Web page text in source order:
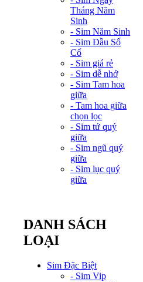
Tháng Năm
Sinh
- Sim Năm Sinh
- Sim Đầu Số
Cổ
- Sim giá rẻ
- Sim dễ nhớ
- Sim Tam hoa
giữa
- Tam hoa giữa
chọn lọc
- Sim tứ quý
giữa
- Sim ngũ quý
giữa
- Sim lục quý
giữa
DANH SÁCH
LOẠI
Sim Đặc Biệt
- Sim Vip